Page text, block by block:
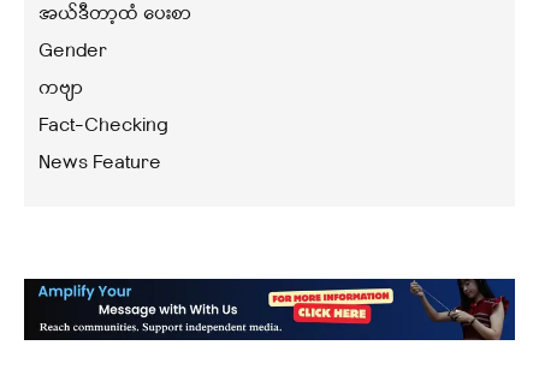
အယ်ဒီတာ့ထံ ပေးစာ
Gender
ကဗျာ
Fact-Checking
News Feature